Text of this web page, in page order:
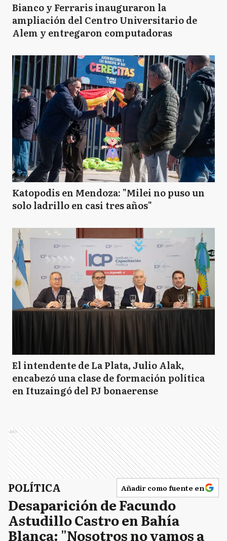
Bianco y Ferraris inauguraron la
ampliación del Centro Universitario de
Alem y entregaron computadoras
Katopodis en Mendoza: "Milei no puso un
solo ladrillo en casi tres años"
El intendente de La Plata, Julio Alak,
encabezó una clase de formación política
en Ituzaingó del PJ bonaerense
Ads
POLÍTICA Añadir como fuente en
Desaparición de Facundo
Astudillo Castro en Bahía
Blanca: "Nosotros no vamos a